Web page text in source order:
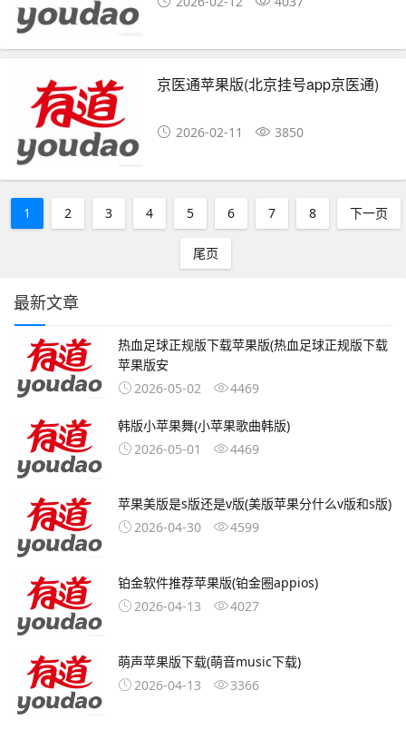
京医通苹果版(北京挂号app京医通)
2026-02-11 3850
1 2 3 4 5 6 7 8 下一页
尾页
最新文章
热血足球正规版下载苹果版(热血足球正规版下载
苹果版安
2026-05-02
4469
韩版小苹果舞(小苹果歌曲韩版)
2026-05-01
4469
苹果美版是s版还是v版(美版苹果分什么v版和s版)
2026-04-30
4599
铂金软件推荐苹果版(铂金圈appios)
2026-04-13
4027
萌声苹果版下载(萌音music下载)
2026-04-13
3366